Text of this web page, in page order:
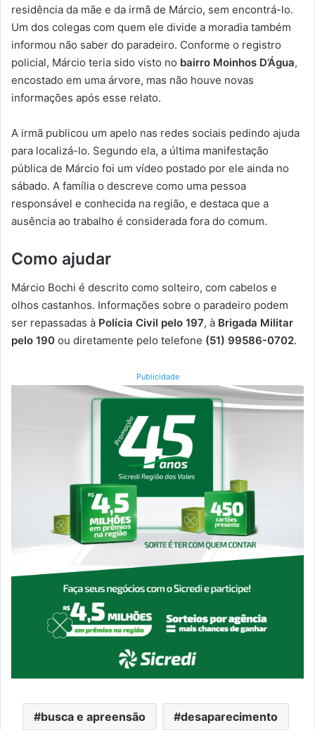
residência da mãe e da irmã de Márcio, sem encontrá-lo.
Um dos colegas com quem ele divide a moradia também
informou não saber do paradeiro. Conforme o registro
policial, Márcio teria sido visto no bairro Moinhos D’Água,
encostado em uma árvore, mas não houve novas
informações após esse relato.
A irmã publicou um apelo nas redes sociais pedindo ajuda
para localizá-lo. Segundo ela, a última manifestação
pública de Márcio foi um vídeo postado por ele ainda no
sábado. A família o descreve como uma pessoa
responsável e conhecida na região, e destaca que a
ausência ao trabalho é considerada fora do comum.
Como ajudar
Márcio Bochi é descrito como solteiro, com cabelos e
olhos castanhos. Informações sobre o paradeiro podem
ser repassadas à Polícia Civil pelo 197, à Brigada Militar
pelo 190 ou diretamente pelo telefone (51) 99586-0702.
Publicidade
busca e apreensão desaparecimento